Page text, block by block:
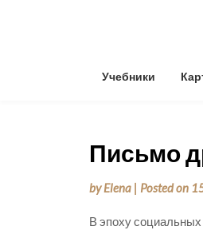
Учебники
Письмо
byElena Posted on
В эпоху социальных